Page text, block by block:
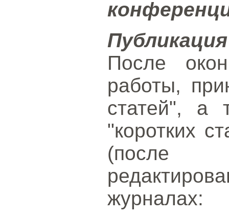
После
работы,
статей", а
"коротких
(после
журналах: